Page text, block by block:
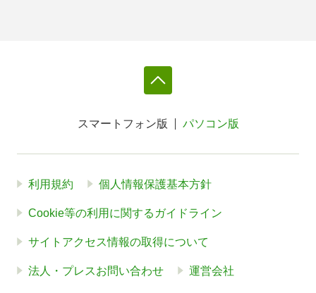
スマートフォン版 パソコン版
利用規約 個人情報保護基本方針
Cookie等の利用に関するガイドライン
サイトアクセス情報の取得について
法人・プレスお問い合わせ 運営会社